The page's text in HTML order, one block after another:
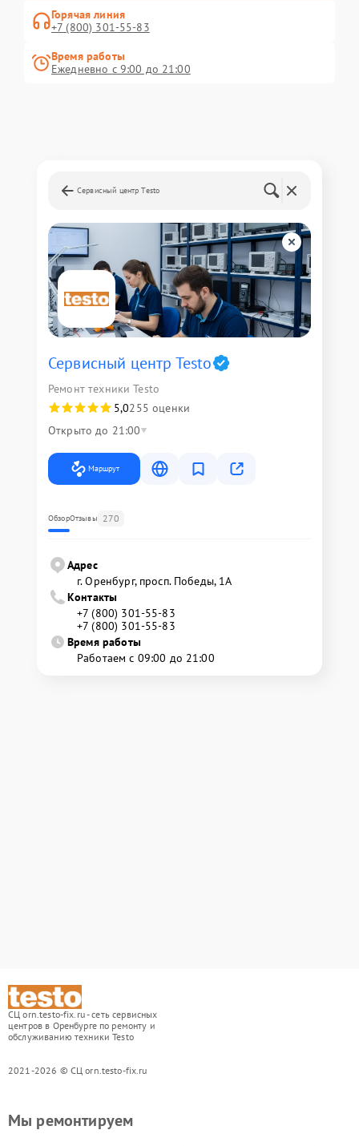
Горячая линия
+7 (800) 301-55-83
Время работы
Ежедневно с 9:00 до 21:00
Сервисный центр Testo
Сервисный центр Testo
Ремонт техники Testo
5,0255 оценки
Открыто до 21:00
Маршрут
ОбзорОтзывы 270
Адрес
г. Оренбург, просп. Победы, 1А
Контакты
+7 (800) 301-55-83
+7 (800) 301-55-83
Время работы
Работаем с 09:00 до 21:00
СЦ orn.testo-fix.ru - сеть сервисных
центров в Оренбурге по ремонту и
обслуживанию техники Testo
2021-2026 © СЦ orn.testo-fix.ru
Мы ремонтируем